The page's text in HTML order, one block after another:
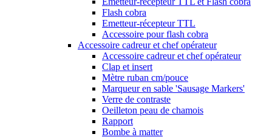
Flash cobra
Emetteur-récepteur TTL
Accessoire pour flash cobra
Accessoire cadreur et chef opérateur
Accessoire cadreur et chef opérateur
Clap et insert
Mètre ruban cm/pouce
Marqueur en sable 'Sausage Markers'
Verre de contraste
Oeilleton peau de chamois
Rapport
Bombe à matter